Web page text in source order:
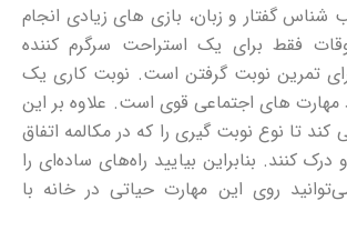
گفتار و زبان، بازی های زیادی انجام
فقط برای یک استراحت سرگرم کننده
تمرین نوبت گرفتن است. نوبت کاری یک
مهارت های اجتماعی قوی است. علاوه بر این
تا نوع نوبت گیری را که در مکالمه اتفاق
درک کنند. بنابراین بیایید راه‌های ساده‌ای را
روی این مهارت حیاتی در خانه با